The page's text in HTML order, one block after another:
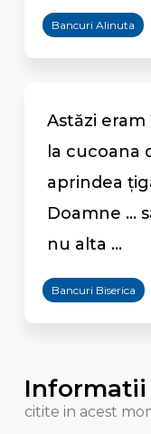
Bancuri Alinuta
Astăzi
la cucoana
aprindea
Doamne ...
nu alta ...
Bancuri Biserica
Informatii
citite in acest